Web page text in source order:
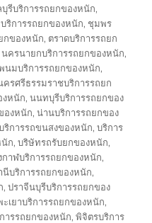
รีบริการรถยกของหนัก,
ริการรถยกของหนัก, ชุมพร
กของหนัก, ตราดบริการรถยก
นครนายกบริการรถยกของหนัก,
นมบริการรถยกของหนัก,
ครศรีธรรมราชบริการรถยก
งหนัก,นนทบุรีบริการรถยกของ
องหนัก,น่านบริการรถยกของ
ริการรถขนสงของหนัก,บริการ
นัก,บริษัทรถรับยกของหนัก,
กาฬบริการรถยกของหนัก,
บริการรถยกของหนัก,
,ปราจีนบุรีบริการรถยกของ
ะเยาบริการรถยกของหนัก,
ารรถยกของหนัก,พิจิตรบริการ